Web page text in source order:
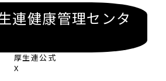
厚生連公式
X